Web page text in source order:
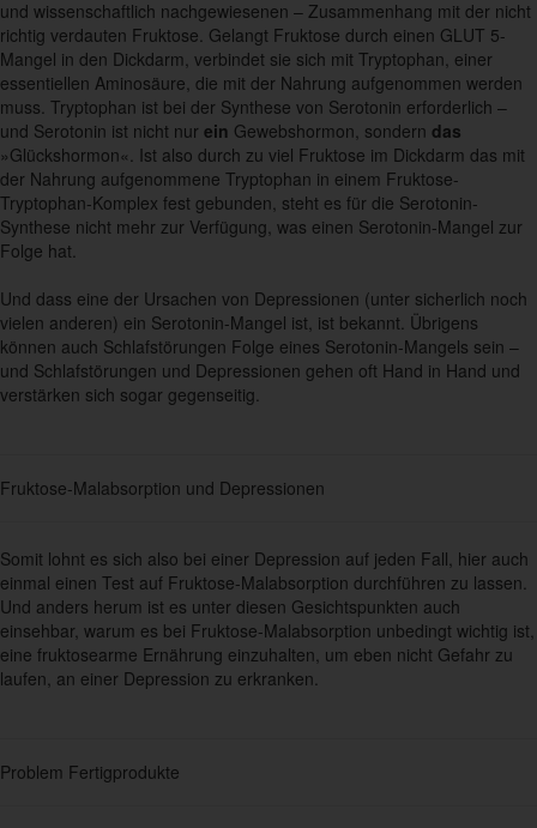
und wissenschaftlich nachgewiesenen – Zusammenhang mit der nicht
richtig verdauten Fruktose. Gelangt Fruktose durch einen GLUT 5-
Mangel in den Dickdarm, verbindet sie sich mit Tryptophan, einer
essentiellen Aminosäure, die mit der Nahrung aufgenommen werden
muss. Tryptophan ist bei der Synthese von Serotonin erforderlich –
und Serotonin ist nicht nur ein Gewebshormon, sondern das
»Glückshormon«. Ist also durch zu viel Fruktose im Dickdarm das mit
der Nahrung aufgenommene Tryptophan in einem Fruktose-
Tryptophan-Komplex fest gebunden, steht es für die Serotonin-
Synthese nicht mehr zur Verfügung, was einen Serotonin-Mangel zur
Folge hat.
Und dass eine der Ursachen von Depressionen (unter sicherlich noch
vielen anderen) ein Serotonin-Mangel ist, ist bekannt. Übrigens
können auch Schlafstörungen Folge eines Serotonin-Mangels sein –
und Schlafstörungen und Depressionen gehen oft Hand in Hand und
verstärken sich sogar gegenseitig.
Fruktose-Malabsorption und Depressionen
Somit lohnt es sich also bei einer Depression auf jeden Fall, hier auch
einmal einen Test auf Fruktose-Malabsorption durchführen zu lassen.
Und anders herum ist es unter diesen Gesichtspunkten auch
einsehbar, warum es bei Fruktose-Malabsorption unbedingt wichtig ist,
eine fruktosearme Ernährung einzuhalten, um eben nicht Gefahr zu
laufen, an einer Depression zu erkranken.
Problem Fertigprodukte